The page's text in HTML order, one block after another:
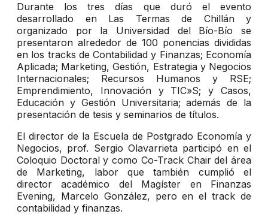
Durante los tres días que duró el evento
desarrollado en Las Termas de Chillán y
organizado por la Universidad del Bío-Bío se
presentaron alrededor de 100 ponencias divididas
en los tracks de Contabilidad y Finanzas; Economía
Aplicada; Marketing, Gestión, Estrategia y Negocios
Internacionales; Recursos Humanos y RSE;
Emprendimiento, Innovación y TIC»S; y Casos,
Educación y Gestión Universitaria; además de la
presentación de tesis y seminarios de títulos.
El director de la Escuela de Postgrado Economía y
Negocios, prof. Sergio Olavarrieta participó en el
Coloquio Doctoral y como Co-Track Chair del área
de Marketing, labor que también cumplió el
director académico del Magíster en Finanzas
Evening, Marcelo González, pero en el track de
contabilidad y finanzas.